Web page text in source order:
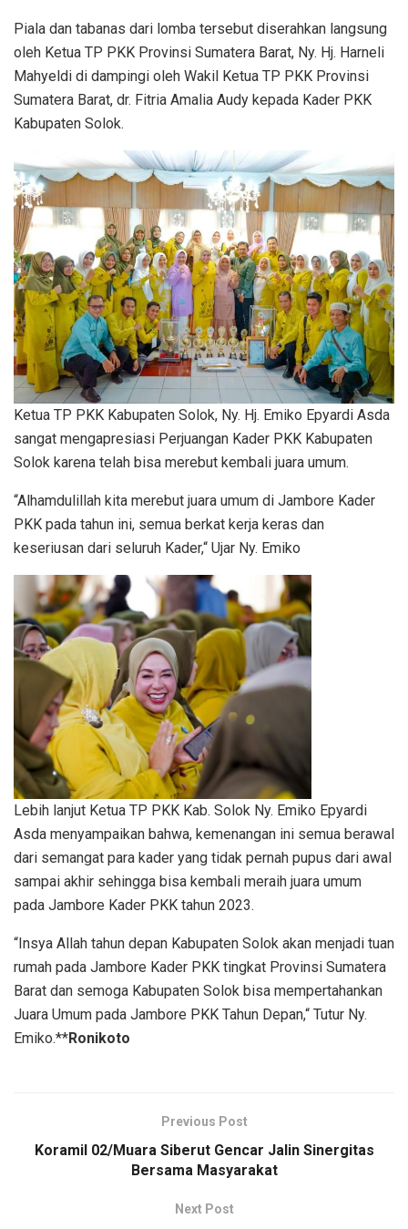
Piala dan tabanas dari lomba tersebut diserahkan langsung
oleh Ketua TP PKK Provinsi Sumatera Barat, Ny. Hj. Harneli
Mahyeldi di dampingi oleh Wakil Ketua TP PKK Provinsi
Sumatera Barat, dr. Fitria Amalia Audy kepada Kader PKK
Kabupaten Solok.
Ketua TP PKK Kabupaten Solok, Ny. Hj. Emiko Epyardi Asda
sangat mengapresiasi Perjuangan Kader PKK Kabupaten
Solok karena telah bisa merebut kembali juara umum.
“Alhamdulillah kita merebut juara umum di Jambore Kader
PKK pada tahun ini, semua berkat kerja keras dan
keseriusan dari seluruh Kader,“ Ujar Ny. Emiko
Lebih lanjut Ketua TP PKK Kab. Solok Ny. Emiko Epyardi
Asda menyampaikan bahwa, kemenangan ini semua berawal
dari semangat para kader yang tidak pernah pupus dari awal
sampai akhir sehingga bisa kembali meraih juara umum
pada Jambore Kader PKK tahun 2023.
“Insya Allah tahun depan Kabupaten Solok akan menjadi tuan
rumah pada Jambore Kader PKK tingkat Provinsi Sumatera
Barat dan semoga Kabupaten Solok bisa mempertahankan
Juara Umum pada Jambore PKK Tahun Depan,“ Tutur Ny.
Emiko.**Ronikoto
Previous Post
Koramil 02/Muara Siberut Gencar Jalin Sinergitas
Bersama Masyarakat
Next Post